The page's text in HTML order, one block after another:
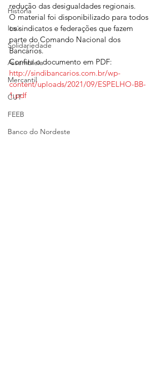
História
Itaú
Solidariedade
Assembleia
Mercantil
CUT
FEEB
Banco do Nordeste
redução das desigualdades regionais.
O material foi disponibilizado para todos
os sindicatos e federações que fazem
parte do Comando Nacional dos
Bancários.
Confira o documento em PDF:
http://sindibancarios.com.br/wp-
content/uploads/2021/09/ESPELHO-BB-
1.pdf